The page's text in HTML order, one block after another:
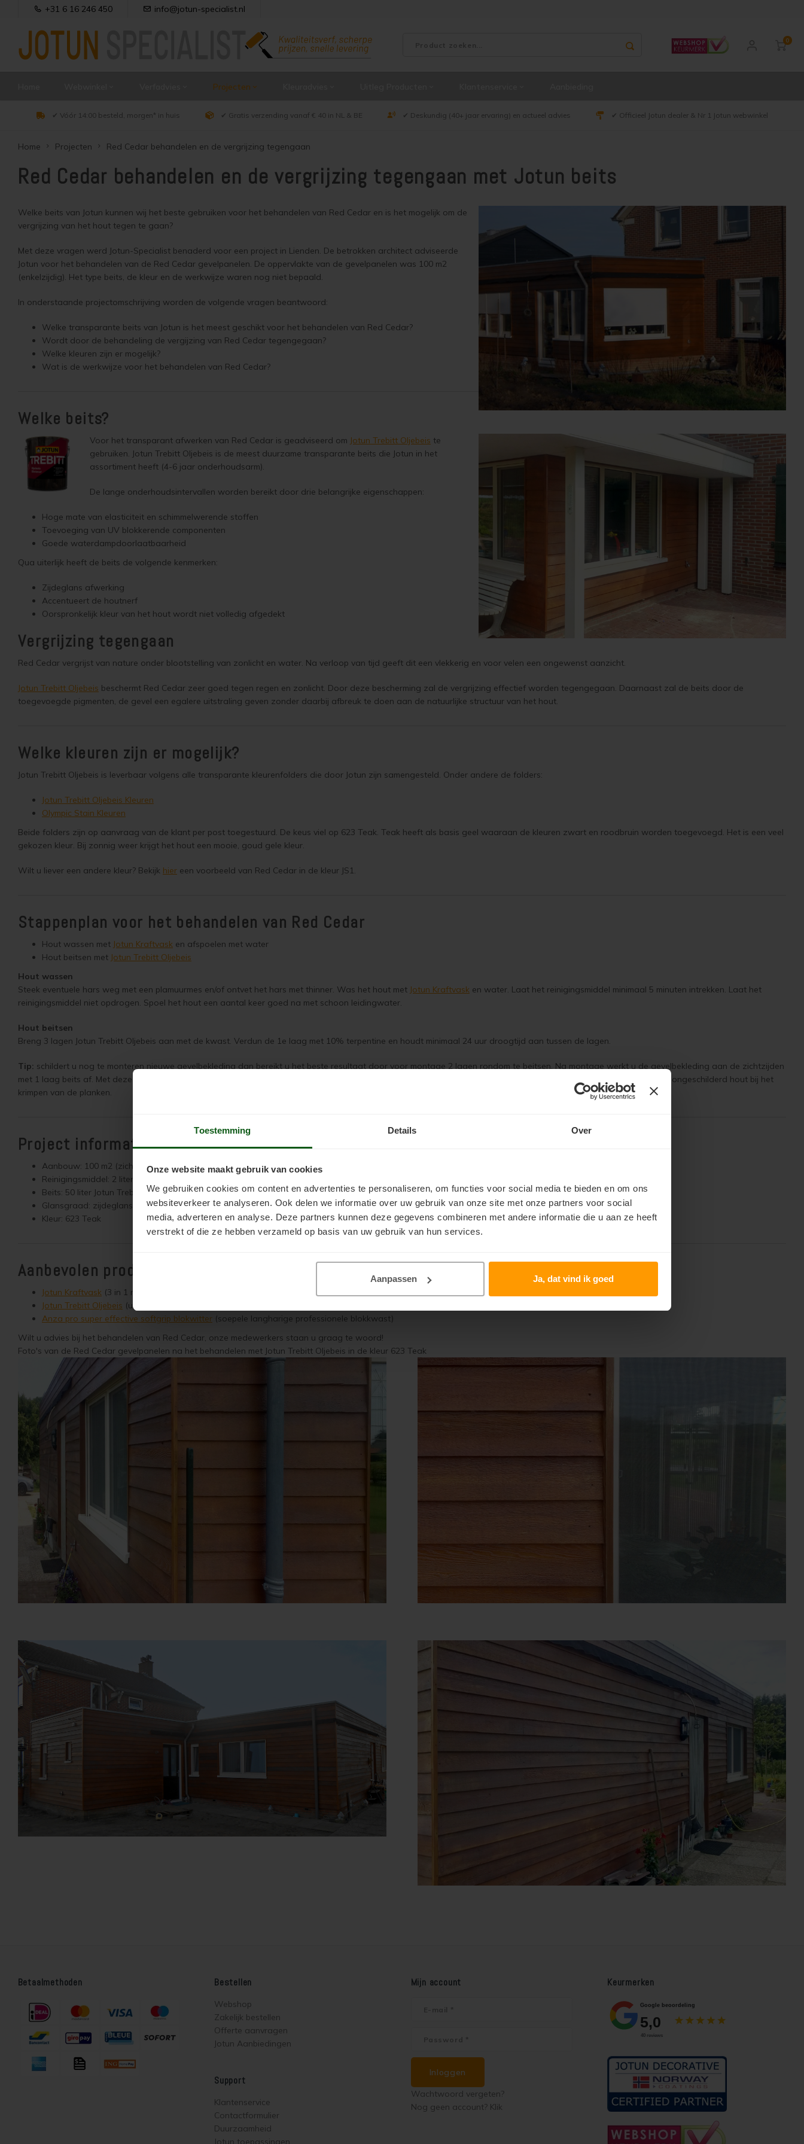
Toestemming Details Over
Onze website maakt gebruik van cookies
We gebruiken cookies om content en advertenties te personaliseren, om functies voor social media te bieden en om ons
websiteverkeer te analyseren. Ook delen we informatie over uw gebruik van onze site met onze partners voor social
media, adverteren en analyse. Deze partners kunnen deze gegevens combineren met andere informatie die u aan ze heeft
verstrekt of die ze hebben verzameld op basis van uw gebruik van hun services.
Aanpassen Ja, dat vind ik goed
+31 6 16 246 450 info@jotun-specialist.nl
0
Projecten
✔ Vóór 14:00 besteld, morgen* in huis ✔ Gratis verzending vanaf € 40 in NL & BE ✔ Deskundig (40+ jaar ervaring) en actueel advies ✔ Officieel Jotun dealer & Nr 1 Jotun webwinkel
Home Projecten Red Cedar behandelen en de vergrijzing tegengaan
Red Cedar behandelen en de vergrijzing tegengaan met Jotun beits
Welke beits van Jotun kunnen wij het beste gebruiken voor het behandelen van Red Cedar en is het mogelijk om de
vergrijzing van het hout tegen te gaan?
Met deze vragen werd Jotun-Specialist benaderd voor een project in Lienden. De betrokken architect adviseerde
Jotun voor het behandelen van de Red Cedar gevelpanelen. De oppervlakte van de gevelpanelen was 100 m2
(enkelzijdig). Het type beits, de kleur en de werkwijze waren nog niet bepaald.
In onderstaande projectomschrijving worden de volgende vragen beantwoord:
Welke transparante beits van Jotun is het meest geschikt voor het behandelen van Red Cedar?
Wordt door de behandeling de vergijzing van Red Cedar tegengegaan?
Welke kleuren zijn er mogelijk?
Wat is de werkwijze voor het behandelen van Red Cedar?
Welke beits?
Voor het transparant afwerken van Red Cedar is geadviseerd om Jotun Trebitt Oljebeis te
gebruiken. Jotun Trebitt Oljebeis is de meest duurzame transparante beits die Jotun in het
assortiment heeft (4-6 jaar onderhoudsarm).
De lange onderhoudsintervallen worden bereikt door drie belangrijke eigenschappen:
Hoge mate van elasticiteit en schimmelwerende stoffen
Toevoeging van UV blokkerende componenten
Goede waterdampdoorlaatbaarheid
Qua uiterlijk heeft de beits de volgende kenmerken:
Zijdeglans afwerking
Accentueert de houtnerf
Oorspronkelijk kleur van het hout wordt niet volledig afgedekt
Vergrijzing tegengaan
Red Cedar vergrijst van nature onder blootstelling van zonlicht en water. Na verloop van tijd geeft dit een vlekkerig en voor velen een ongewenst aanzicht.
Jotun Trebitt Oljebeis beschermt Red Cedar zeer goed tegen regen en zonlicht. Door deze bescherming zal de vergrijzing effectief worden tegengegaan. Daarnaast zal de beits door de
toegevoegde pigmenten, de gevel een egalere uitstraling geven zonder daarbij afbreuk te doen aan de natuurlijke structuur van het hout.
Welke kleuren zijn er mogelijk?
Jotun Trebitt Oljebeis is leverbaar volgens alle transparante kleurenfolders die door Jotun zijn samengesteld. Onder andere de folders:
Jotun Trebitt Oljebeis Kleuren
Olympic Stain Kleuren
Beide folders zijn op aanvraag van de klant per post toegestuurd. De keus viel op 623 Teak. Teak heeft als basis geel waaraan de kleuren zwart en roodbruin worden toegevoegd. Het is een veel
gekozen kleur. Bij zonnig weer krijgt het hout een mooie, goud gele kleur.
Wilt u liever een andere kleur? Bekijk hier een voorbeeld van Red Cedar in de kleur JS1.
Stappenplan voor het behandelen van Red Cedar
Hout wassen met Jotun Kraftvask en afspoelen met water
Hout beitsen met Jotun Trebitt Oljebeis
Hout wassen
Steek eventuele hars weg met een plamuurmes en/of ontvet het hars met thinner. Was het hout met Jotun Kraftvask en water. Laat het reinigingsmiddel minimaal 5 minuten intrekken. Laat het
reinigingsmiddel niet opdrogen. Spoel het hout een aantal keer goed na met schoon leidingwater.
Hout beitsen
Breng 3 lagen Jotun Trebitt Oljebeis aan met de kwast. Verdun de 1e laag met 10% terpentine en houdt minimaal 24 uur droogtijd aan tussen de lagen.
Tip: schildert u nog te monteren nieuwe gevelbekleding dan bereikt u het beste resultaat door voor montage 2 lagen rondom te beitsen. Na montage werkt u de gevelbekleding aan de zichtzijden
met 1 laag beits af. Met deze methode verminderd u de kans op het kromtrekken van de planken (minder spanningsverschil) en u voorkomt het tevoorschijn komen van ongeschilderd hout bij het
krimpen van de planken.
Project informatie
Aanbouw: 100 m2 (zichtzijde) Red Cedar gevelpanelen
Reinigingsmiddel: 2 liter Jotun Kraftvask
Beits: 50 liter Jotun Trebitt Oljebeis
Glansgraad: zijdeglans
Kleur: 623 Teak
Aanbevolen producten voor het behandelen van Red Cedar
Jotun Kraftvask (3 in 1 reinigingsmiddel)
Jotun Trebitt Oljebeis (uiterst duurzame transparante beits 2 in 1 beits (impregneermiddel en beits in één)
Anza pro super effective softgrip blokwitter (soepele langharige professionele blokkwast)
Wilt u advies bij het behandelen van Red Cedar, onze medewerkers staan u graag te woord!
Foto's van de Red Cedar gevelpanelen na het behandelen met Jotun Trebitt Oljebeis in de kleur 623 Teak
Betaalmethoden Bestellen
Webshop
Zakelijk bestellen
Offerte aanvragen
Jotun Aanbiedingen
Support
Klantenservice
Contactformulier
Duurzaamheid
Jotun toepassingen
Mijn account
Inloggen
Wachtwoord vergeten?
Nog geen account? Klik
Keurmerken